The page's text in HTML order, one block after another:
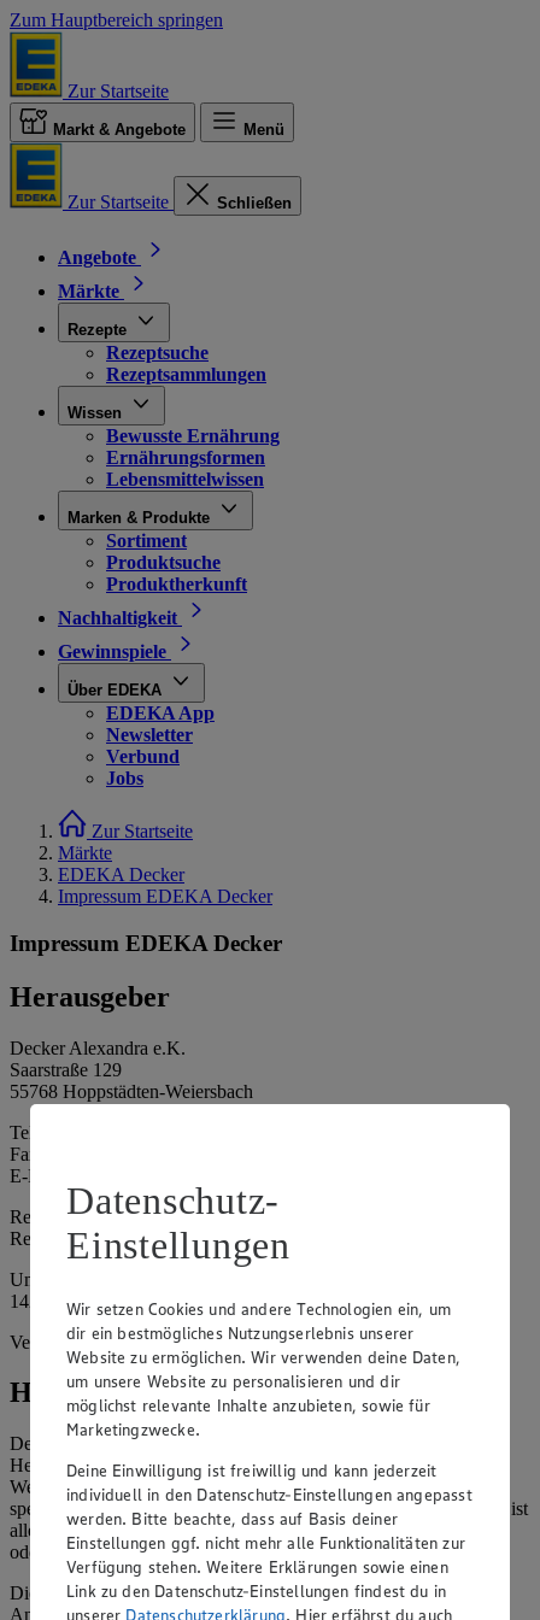
Zum Hauptbereich springen
Zur Startseite
Markt & Angebote Menü
Zur Startseite Schließen
Angebote
Märkte
Rezepte
Rezeptsuche
Rezeptsammlungen
Wissen
Bewusste Ernährung
Ernährungsformen
Lebensmittelwissen
Marken & Produkte
Sortiment
Produktsuche
Produktherkunft
Nachhaltigkeit
Gewinnspiele
Über EDEKA
EDEKA App
Newsletter
Verbund
Jobs
Zur Startseite
Märkte
EDEKA Decker
Impressum EDEKA Decker
Impressum EDEKA Decker
Herausgeber
Decker Alexandra e.K.
Saarstraße 129
55768 Hoppstädten-Weiersbach
Telefon: 06782 88789-0
Fax: 06782 88789-9
E-Mail: edeka-maerkte@e-deckers-team.de
Registergericht: Amtsgericht Bad Kreuznach
Registernummer: HRA 20773
Umsatzsteuer-Identifikationsnummer gem. § 27a UStG: DE 282
142 632
Vertretungsberechtigte: Alexandra Decker
Hinweise
Der Inhalt dieser Website ist urheberrechtlich geschützt. Der
Herausgeber gewährt Ihnen jedoch das Recht, den auf dieser
Website bereitgestellten Text ganz oder ausschnittsweise zu
speichern und zu vervielfältigen. Aus Gründen des Urheberrechts ist
allerdings die Speicherung und Vervielfältigung von Bildmaterial
oder Grafiken aus dieser Website nicht gestattet.
Die verantwortliche Stelle ist nicht für die Inhalte der versendeten
Angebotsinformationen verantwortlich. Firma und Anschriften
Datenschutz-
Einstellungen
Wir setzen Cookies und andere Technologien ein, um
dir ein bestmögliches Nutzungserlebnis unserer
Website zu ermöglichen. Wir verwenden deine Daten,
um unsere Website zu personalisieren und dir
möglichst relevante Inhalte anzubieten, sowie für
Marketingzwecke.
Deine Einwilligung ist freiwillig und kann jederzeit
individuell in den Datenschutz-Einstellungen angepasst
werden. Bitte beachte, dass auf Basis deiner
Einstellungen ggf. nicht mehr alle Funktionalitäten zur
Verfügung stehen. Weitere Erklärungen sowie einen
Link zu den Datenschutz-Einstellungen findest du in
unserer Datenschutzerklärung. Hier erfährst du auch